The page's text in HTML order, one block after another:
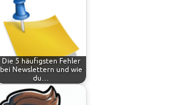
Die 5 häufigsten Fehler
bei Newslettern und wie
du…